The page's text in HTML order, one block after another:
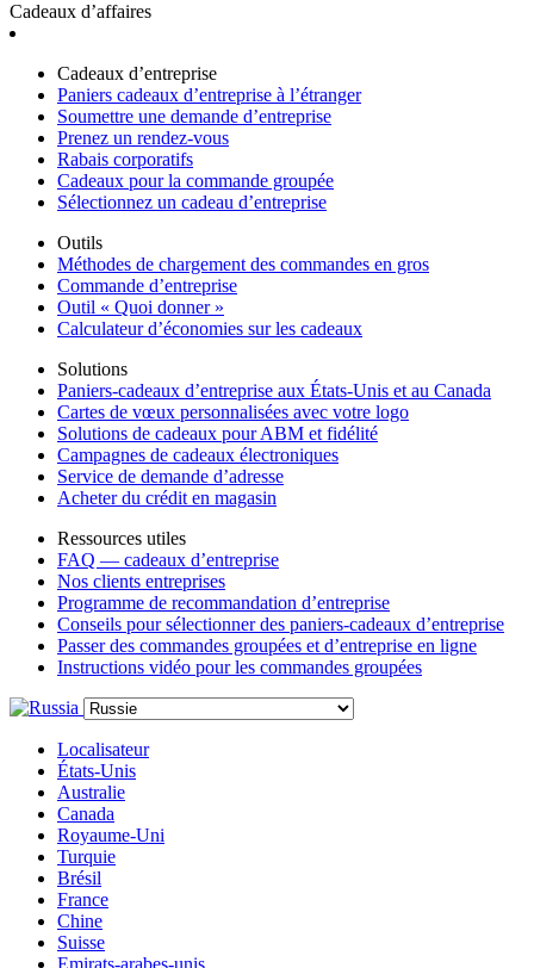
Cadeaux d’affaires
Cadeaux d’entreprise
Paniers cadeaux d’entreprise à l’étranger
Soumettre une demande d’entreprise
Prenez un rendez-vous
Rabais corporatifs
Cadeaux pour la commande groupée
Sélectionnez un cadeau d’entreprise
Outils
Méthodes de chargement des commandes en gros
Commande d’entreprise
Outil « Quoi donner »
Calculateur d’économies sur les cadeaux
Solutions
Paniers-cadeaux d’entreprise aux États-Unis et au Canada
Cartes de vœux personnalisées avec votre logo
Solutions de cadeaux pour ABM et fidélité
Campagnes de cadeaux électroniques
Service de demande d’adresse
Acheter du crédit en magasin
Ressources utiles
FAQ — cadeaux d’entreprise
Nos clients entreprises
Programme de recommandation d’entreprise
Conseils pour sélectionner des paniers-cadeaux d’entreprise
Passer des commandes groupées et d’entreprise en ligne
Instructions vidéo pour les commandes groupées
Localisateur
États-Unis
Australie
Canada
Royaume-Uni
Turquie
Brésil
France
Chine
Suisse
Emirats-arabes-unis